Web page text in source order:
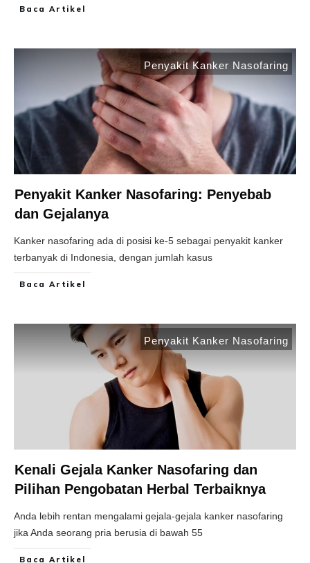
Baca Artikel
Penyakit Kanker Nasofaring
Penyakit Kanker Nasofaring: Penyebab
dan Gejalanya
Kanker nasofaring ada di posisi ke-5 sebagai penyakit kanker
terbanyak di Indonesia, dengan jumlah kasus
Baca Artikel
Penyakit Kanker Nasofaring
Kenali Gejala Kanker Nasofaring dan
Pilihan Pengobatan Herbal Terbaiknya
Anda lebih rentan mengalami gejala-gejala kanker nasofaring
jika Anda seorang pria berusia di bawah 55
Baca Artikel